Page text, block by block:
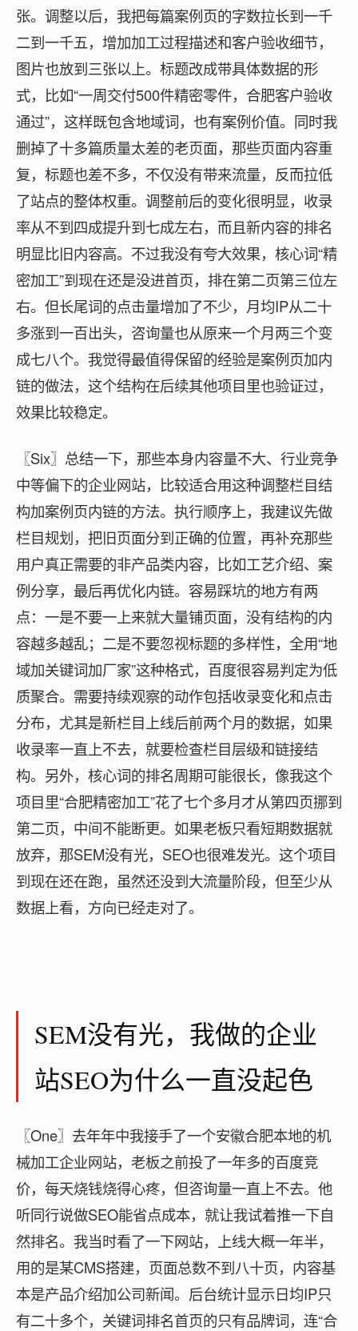
张。调整以后，我把每篇案例页的字数拉长到一千
二到一千五，增加加工过程描述和客户验收细节，
图片也放到三张以上。标题改成带具体数据的形
式，比如“一周交付500件精密零件，合肥客户验收
通过”，这样既包含地域词，也有案例价值。同时我
删掉了十多篇质量太差的老页面，那些页面内容重
复，标题也差不多，不仅没有带来流量，反而拉低
了站点的整体权重。调整前后的变化很明显，收录
率从不到四成提升到七成左右，而且新内容的排名
明显比旧内容高。不过我没有夸大效果，核心词“精
密加工”到现在还是没进首页，排在第二页第三位左
右。但长尾词的点击量增加了不少，月均IP从二十
多涨到一百出头，咨询量也从原来一个月两三个变
成七八个。我觉得最值得保留的经验是案例页加内
链的做法，这个结构在后续其他项目里也验证过，
效果比较稳定。
〖Six〗总结一下，那些本身内容量不大、行业竞争
中等偏下的企业网站，比较适合用这种调整栏目结
构加案例页内链的方法。执行顺序上，我建议先做
栏目规划，把旧页面分到正确的位置，再补充那些
用户真正需要的非产品类内容，比如工艺介绍、案
例分享，最后再优化内链。容易踩坑的地方有两
点：一是不要一上来就大量铺页面，没有结构的内
容越多越乱；二是不要忽视标题的多样性，全用“地
域加关键词加厂家”这种格式，百度很容易判定为低
质聚合。需要持续观察的动作包括收录变化和点击
分布，尤其是新栏目上线后前两个月的数据，如果
收录率一直上不去，就要检查栏目层级和链接结
构。另外，核心词的排名周期可能很长，像我这个
项目里“合肥精密加工”花了七个多月才从第四页挪到
第二页，中间不能断更。如果老板只看短期数据就
放弃，那SEM没有光，SEO也很难发光。这个项目
到现在还在跑，虽然还没到大流量阶段，但至少从
数据上看，方向已经走对了。
SEM没有光，我做的企业
站SEO为什么一直没起色
〖One〗去年年中我接手了一个安徽合肥本地的机
械加工企业网站，老板之前投了一年多的百度竞
价，每天烧钱烧得心疼，但咨询量一直上不去。他
听同行说做SEO能省点成本，就让我试着推一下自
然排名。我当时看了一下网站，上线大概一年半，
用的是某CMS搭建，页面总数不到八十页，内容基
本是产品介绍加公司新闻。后台统计显示日均IP只
有二十多个，关键词排名首页的只有品牌词，连“合